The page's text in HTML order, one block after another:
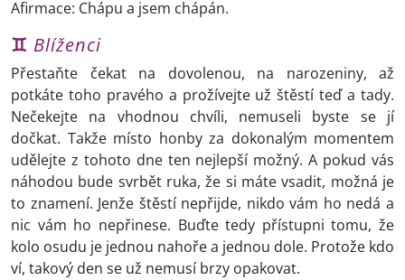
Afirmace: Chápu a jsem chápán.
♊ Blíženci
Přestaňte čekat na dovolenou, na narozeniny, až
potkáte toho pravého a prožívejte už štěstí teď a tady.
Nečekejte na vhodnou chvíli, nemuseli byste se jí
dočkat. Takže místo honby za dokonalým momentem
udělejte z tohoto dne ten nejlepší možný. A pokud vás
náhodou bude svrbět ruka, že si máte vsadit, možná je
to znamení. Jenže štěstí nepřijde, nikdo vám ho nedá a
nic vám ho nepřinese. Buďte tedy přístupni tomu, že
kolo osudu je jednou nahoře a jednou dole. Protože kdo
ví, takový den se už nemusí brzy opakovat.